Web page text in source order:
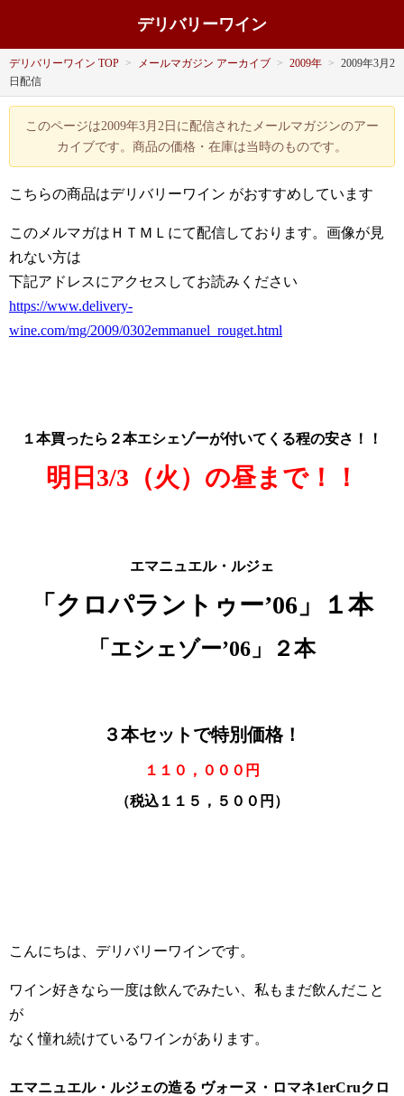
デリバリーワイン
デリバリーワイン TOP > メールマガジン アーカイブ > 2009年 > 2009年3月2
日配信
このページは2009年3月2日に配信されたメールマガジンのアー
カイブです。商品の価格・在庫は当時のものです。
こちらの商品はデリバリーワイン がおすすめしています
このメルマガはＨＴＭＬにて配信しております。画像が見
れない方は
下記アドレスにアクセスしてお読みください
https://www.delivery-
wine.com/mg/2009/0302emmanuel_rouget.html
１本買ったら２本エシェゾーが付いてくる程の安さ！！
明日3/3（火）の昼まで！！
エマニュエル・ルジェ
「クロパラントゥー’06」１本
「エシェゾー’06」２本
３本セットで特別価格！
１１０，０００円
（税込１１５，５００円）
こんにちは、デリバリーワインです。
ワイン好きなら一度は飲んでみたい、私もまだ飲んだこと
が
なく憧れ続けているワインがあります。
エマニュエル・ルジェの造る ヴォーヌ・ロマネ1erCruクロ